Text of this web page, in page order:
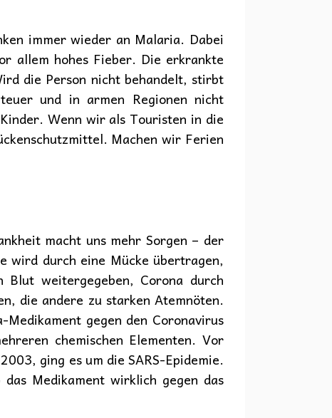
immer wieder an Malaria. Dabei
allem hohes Fieber. Die erkrankte
die Person nicht behandelt, stirbt
und in armen Regionen nicht
Wenn wir als Touristen in die
Machen wir Ferien
macht uns mehr Sorgen – der
wird durch eine Mücke übertragen,
weitergegeben, Corona durch
die andere zu starken Atemnöten.
gegen den Coronavirus
chemischen Elementen. Vor
ging es um die SARS-Epidemie.
Medikament wirklich gegen das